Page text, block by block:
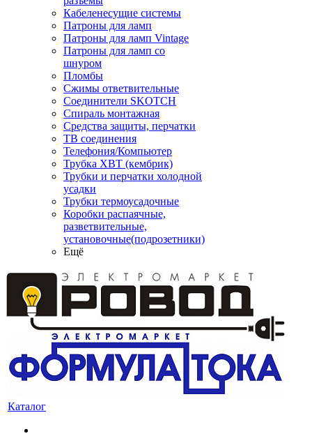
Кабеленесущие системы
Патроны для ламп
Патроны для ламп Vintage
Патроны для ламп со
шнуром
Пломбы
Сжимы ответвительные
Соединители SKOTCH
Спираль монтажная
Средства защиты, перчатки
ТВ соединения
Телефония/Компьютер
Трубка ХВТ (кембрик)
Трубки и перчатки холодной
усадки
Трубки термоусадочные
Коробки распаячные,
разветвительные,
установочные(подрозетники)
Ещё
Каталог